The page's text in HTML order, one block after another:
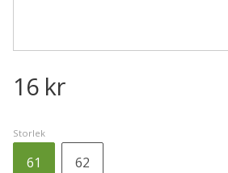
16 kr
Storlek
61 62